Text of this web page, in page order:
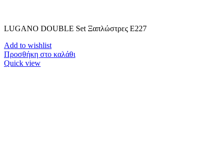
LUGANO DOUBLE Set Ξαπλώστρες Ε227
Add to wishlist
Προσθήκη στο καλάθι
Quick view